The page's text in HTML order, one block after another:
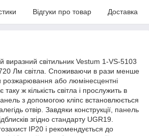
Відгуки про товар Доставка
виразний світильник Vestum 1-VS-5103
Лм світла. Споживаючи в рази менше
розжарювання або люмінесцентні
ж кількість світла і прослужить в
з допомогою кліпс встановлюється
отвір. Завдяки конструкції, панель
згідно стандарту UGR19.
IP20 і рекомендується до